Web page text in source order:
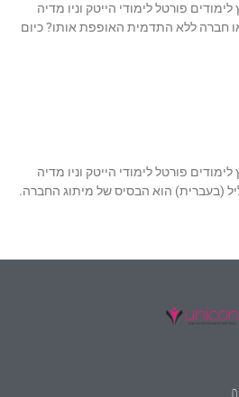
עם יועץ לימודים פורטל לימודי הייטק וניו מדיה
חברה ללא התדמית האופפת אותו? כיום
עם יועץ לימודים פורטל לימודי הייטק וניו מדיה
(בעברית) הוא הבסיס של מיתוג החברה.